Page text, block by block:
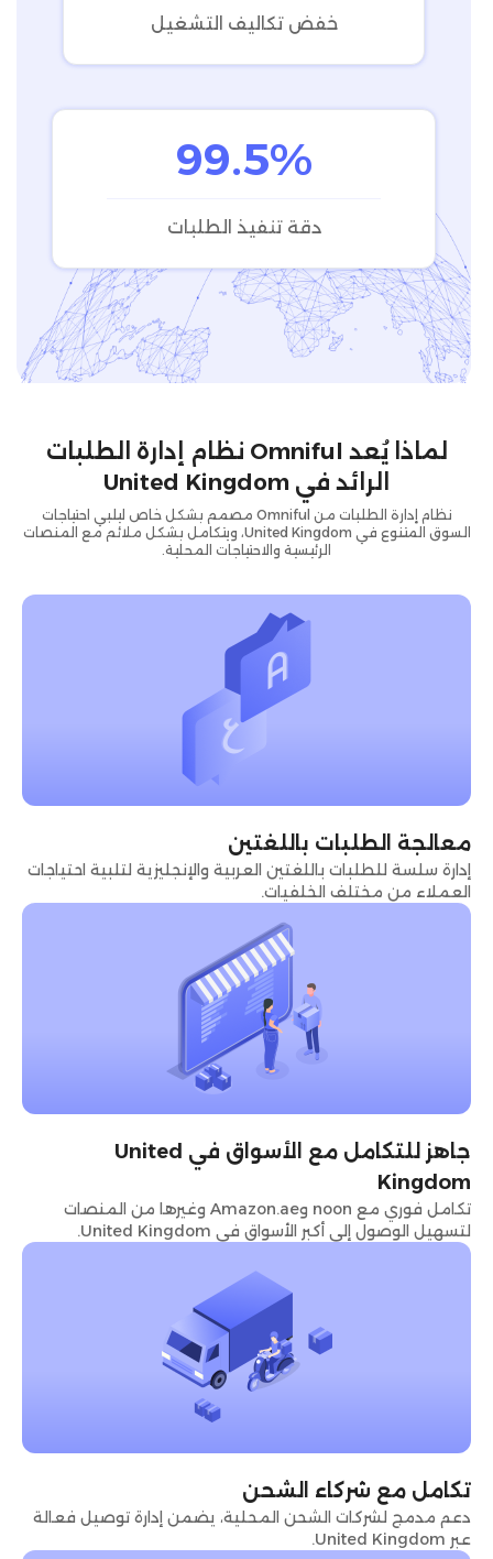
خفض تكاليف التشغيل
99.5%
دقة تنفيذ الطلبات
لماذا يُعد Omniful نظام إدارة الطلبات
الرائد في United Kingdom
نظام إدارة الطلبات من Omniful مصمم بشكل خاص ليلبي احتياجات
السوق المتنوع في United Kingdom، ويتكامل بشكل ملائم مع المنصات
الرئيسية والاحتياجات المحلية.
معالجة الطلبات باللغتين
إدارة سلسة للطلبات باللغتين العربية والإنجليزية لتلبية احتياجات
العملاء من مختلف الخلفيات.
جاهز للتكامل مع الأسواق في United
Kingdom
تكامل فوري مع noon وAmazon.ae وغيرها من المنصات
لتسهيل الوصول إلى أكبر الأسواق في United Kingdom.
تكامل مع شركاء الشحن
دعم مدمج لشركات الشحن المحلية، يضمن إدارة توصيل فعالة
عبر United Kingdom.